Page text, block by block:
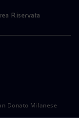
Riservata
Donato Milanese